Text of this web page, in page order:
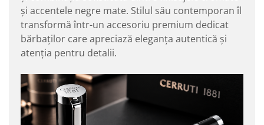
și accentele negre mate. Stilul său contemporan îl
transformă într-un accesoriu premium dedicat
bărbaților care apreciază eleganța autentică și
atenția pentru detalii.